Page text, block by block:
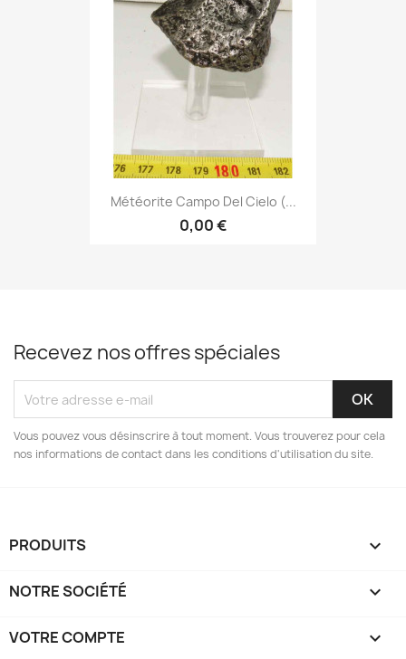
Météorite Campo Del Cielo (...
0,00 €
Recevez nos offres spéciales
Vous pouvez vous désinscrire à tout moment. Vous trouverez pour cela
nos informations de contact dans les conditions d'utilisation du site.
PRODUITS 
NOTRE SOCIÉTÉ 
VOTRE COMPTE 